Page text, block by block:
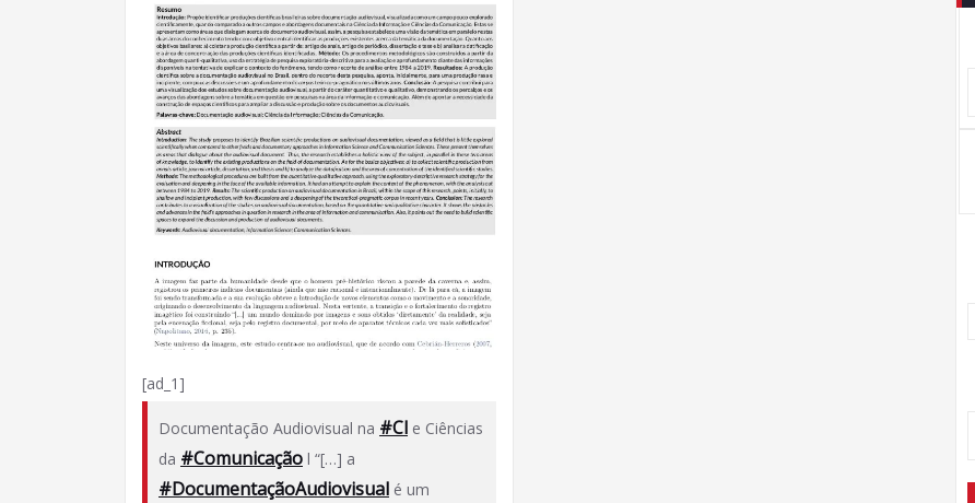
[ad_1]
Documentação Audiovisual na #Cl e Ciências
da #Comunicação l “[…] a
#DocumentaçãoAudiovisual é um